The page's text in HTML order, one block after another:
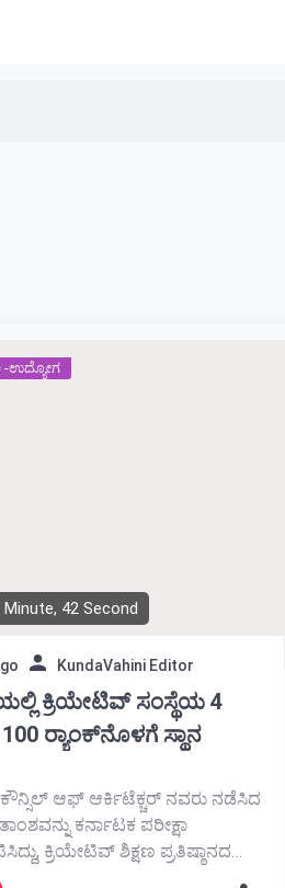
Minute, 42 Second
-ಉದ್ಯೋಗ
KundaVahini Editor
ಕ್ರಿಯೇಟಿವ್ ಸಂಸ್ಥೆಯ 4
ರ‍್ಯಾಂಕ್‌ನೊಳಗೆ ಸ್ಥಾನ
ಕೌನ್ಸಿಲ್ ಆಫ್ ಆರ್ಕಿಟೆಕ್ಚರ್ ನವರು ನಡೆಸಿದ
ಕರ್ನಾಟಕ ಪರೀಕ್ಷಾ
ಕ್ರಿಯೇಟಿವ್ ಶಿಕ್ಷಣ ಪ್ರತಿಷ್ಠಾನದ
ವಿಭಾಗದಲ್ಲಿ ಉನ್ನತ ರ‍್ಯಾಂಕ್ ಗಳನ್ನು